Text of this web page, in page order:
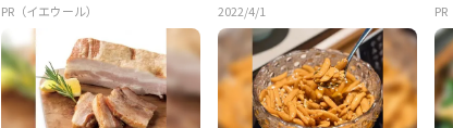
PR（イエウール） 2022/4/1